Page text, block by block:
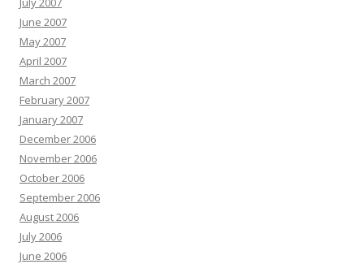
June 2007
May 2007
April 2007
March 2007
February 2007
January 2007
December 2006
November 2006
October 2006
September 2006
August 2006
July 2006
June 2006